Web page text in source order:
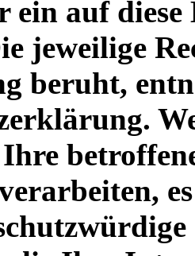
auf diese
jeweilige
beruht,